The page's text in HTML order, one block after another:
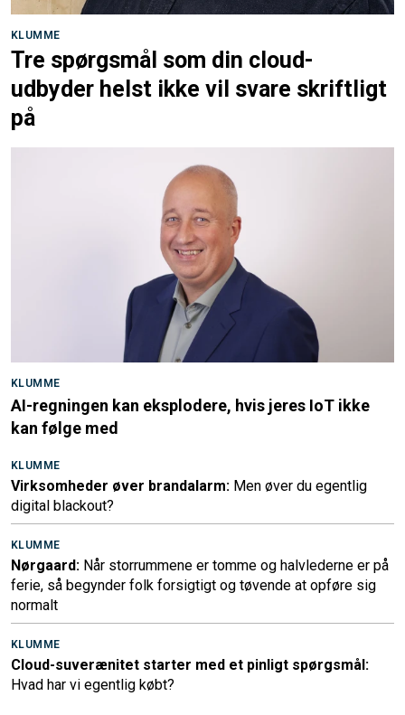
KLUMME
Tre spørgsmål som din cloud-
udbyder helst ikke vil svare skriftligt
på
KLUMME
AI-regningen kan eksplodere, hvis jeres IoT ikke
kan følge med
KLUMME
Virksomheder øver brandalarm: Men øver du egentlig
digital blackout?
KLUMME
Nørgaard: Når storrummene er tomme og halvlederne er på
ferie, så begynder folk forsigtigt og tøvende at opføre sig
normalt
KLUMME
Cloud-suverænitet starter med et pinligt spørgsmål:
Hvad har vi egentlig købt?